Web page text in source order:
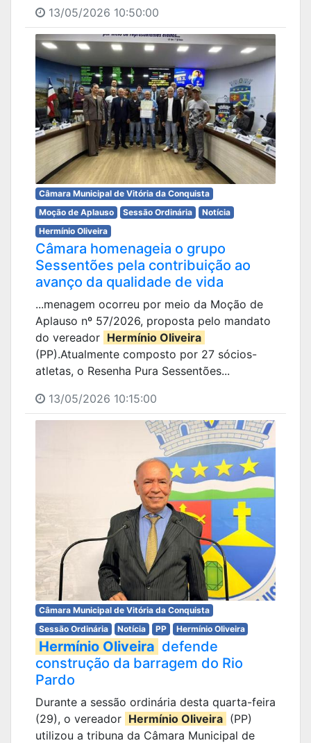
13/05/2026 10:50:00
Câmara Municipal de Vitória da Conquista
Moção de Aplauso
Sessão Ordinária
Notícia
Hermínio Oliveira
Câmara homenageia o grupo
Sessentões pela contribuição ao
avanço da qualidade de vida
...menagem ocorreu por meio da Moção de
Aplauso nº 57/2026, proposta pelo mandato
do vereador Hermínio Oliveira
(PP).Atualmente composto por 27 sócios-
atletas, o Resenha Pura Sessentões...
13/05/2026 10:15:00
Câmara Municipal de Vitória da Conquista
Sessão Ordinária
Notícia PP Hermínio Oliveira
Hermínio Oliveira defende
construção da barragem do Rio
Pardo
Durante a sessão ordinária desta quarta-feira
(29), o vereador Hermínio Oliveira (PP)
utilizou a tribuna da Câmara Municipal de